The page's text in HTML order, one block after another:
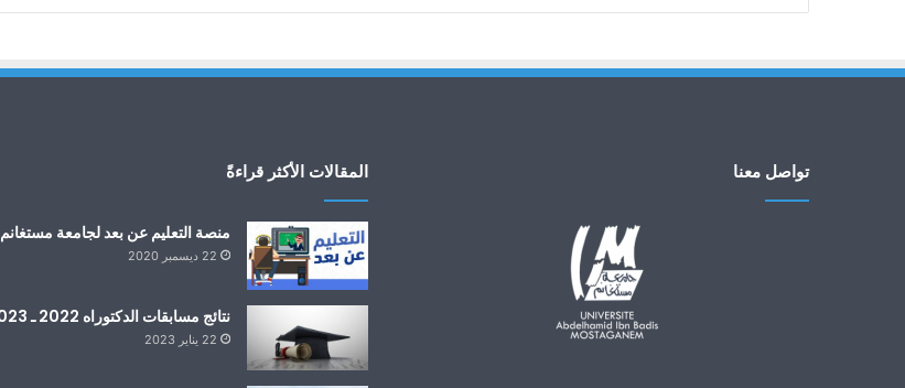
تواصل معنا المقالات الأكثر قراءةً
منصة التعليم عن بعد لجامعة مستغانم
22 ديسمبر 2020
نتائج مسابقات الدكتوراه 2022 ـ 2023
22 يناير 2023